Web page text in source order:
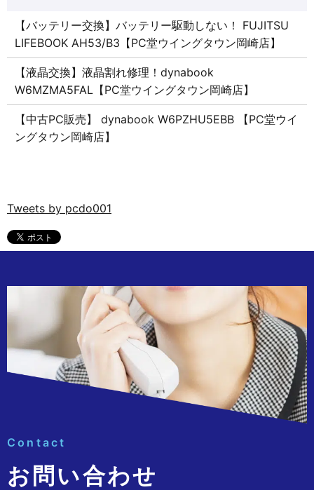
【バッテリー交換】バッテリー駆動しない！ FUJITSU
LIFEBOOK AH53/B3【PC堂ウイングタウン岡崎店】
【液晶交換】液晶割れ修理！dynabook
W6MZMA5FAL【PC堂ウイングタウン岡崎店】
【中古PC販売】 dynabook W6PZHU5EBB 【PC堂ウイ
ングタウン岡崎店】
Tweets by pcdo001
Contact
お問い合わせ